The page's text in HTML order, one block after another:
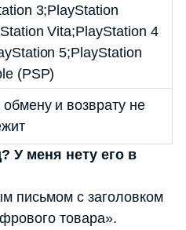
3;PlayStation
Vita;PlayStation 4
5;PlayStation
(PSP)
и возврату не
У меня нету его в
письмом с заголовком
товара».